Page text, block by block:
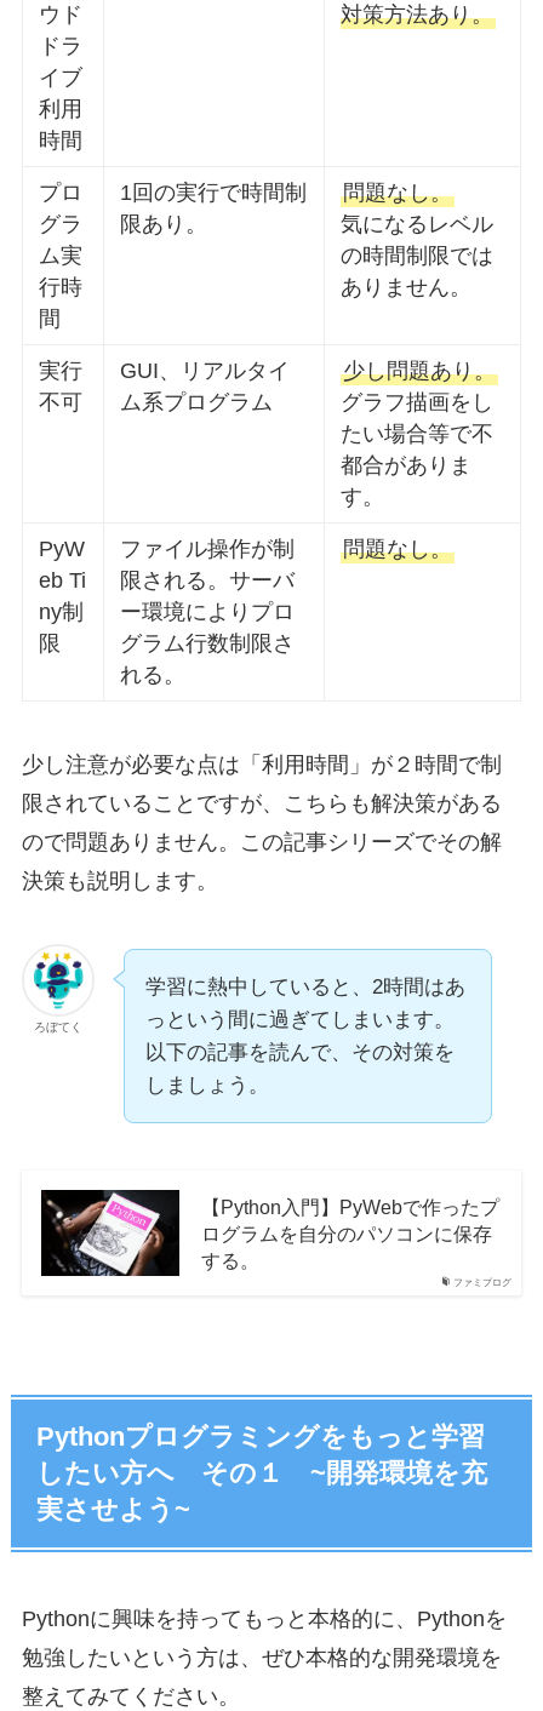
ウド
ドラ
イブ
利用
時間
対策方法あり。
プロ
グラ
ム実
行時
間
1回の実行で時間制
限あり。
問題なし。
気になるレベル
の時間制限では
ありません。
実行
不可
GUI、リアルタイ
ム系プログラム
少し問題あり。
グラフ描画をし
たい場合等で不
都合がありま
す。
PyW
eb Ti
ny制
限
ファイル操作が制
限される。サーバ
ー環境によりプロ
グラム行数制限さ
れる。
問題なし。
少し注意が必要な点は「利用時間」が２時間で制
限されていることですが、こちらも解決策がある
ので問題ありません。この記事シリーズでその解
決策も説明します。
ろぼてく
学習に熱中していると、2時間はあ
っという間に過ぎてしまいます。
以下の記事を読んで、その対策を
しましょう。
ファミプログ
【Python入門】PyWebで作ったプ
ログラムを自分のパソコンに保存
する。
Pythonプログラミングをもっと学習
したい方へ その１ ~開発環境を充
実させよう~
Pythonに興味を持ってもっと本格的に、Pythonを
勉強したいという方は、ぜひ本格的な開発環境を
整えてみてください。